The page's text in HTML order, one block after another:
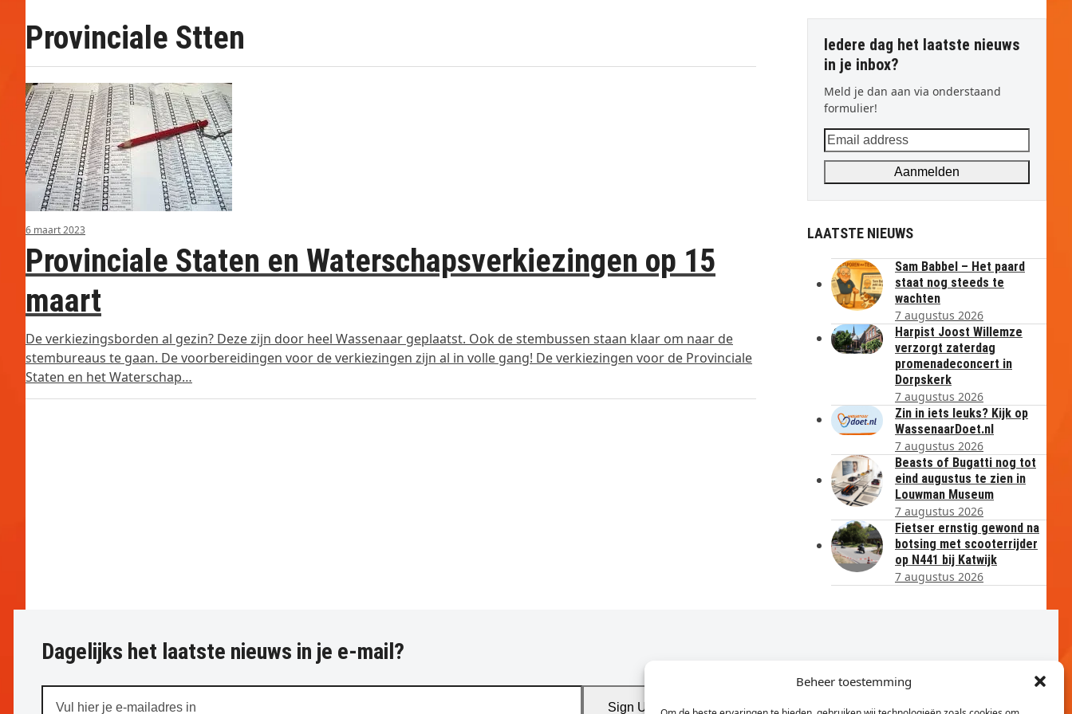
Beheer toestemming
Provinciale Stten
6 maart 2023
Provinciale Staten en Waterschapsverkiezingen op 15
maart
De verkiezingsborden al gezin? Deze zijn door heel Wassenaar geplaatst. Ook de stembussen staan klaar om naar de
stembureaus te gaan. De voorbereidingen voor de verkiezingen zijn al in volle gang! De verkiezingen voor de Provinciale
Staten en het Waterschap…
Iedere dag het laatste nieuws
in je inbox?
Meld je dan aan via onderstaand
formulier!
Email
address
Aanmelden
LAATSTE NIEUWS
Sam Babbel – Het paard
staat nog steeds te
wachten
7 augustus 2026
Harpist Joost Willemze
verzorgt zaterdag
promenadeconcert in
Dorpskerk
7 augustus 2026
Zin in iets leuks? Kijk op
WassenaarDoet.nl
7 augustus 2026
Beasts of Bugatti nog tot
eind augustus te zien in
Louwman Museum
7 augustus 2026
Fietser ernstig gewond na
botsing met scooterrijder
op N441 bij Katwijk
7 augustus 2026
Dagelijks het laatste nieuws in je e-mail?
Sign Up